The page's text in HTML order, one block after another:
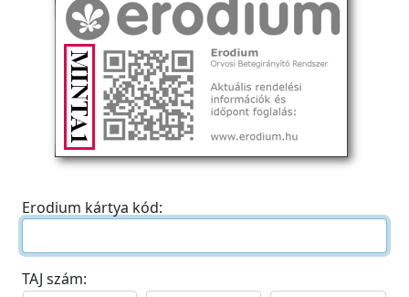
Erodium kártya kód:
TAJ szám: